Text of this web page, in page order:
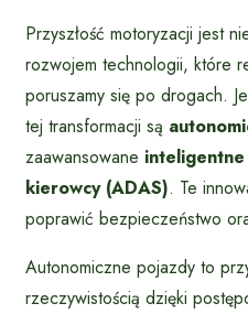
Przyszłość motoryzacji jest
rozwojem technologii, które
poruszamy się po drogach.
tej transformacji są
zaawansowane inteligentne
kierowcy (ADAS). Te
poprawić bezpieczeństwo
Autonomiczne pojazdy to
rzeczywistością dzięki